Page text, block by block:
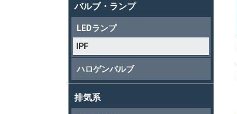
バルブ・ランプ
LEDランプ
IPF
ハロゲンバルブ
排気系